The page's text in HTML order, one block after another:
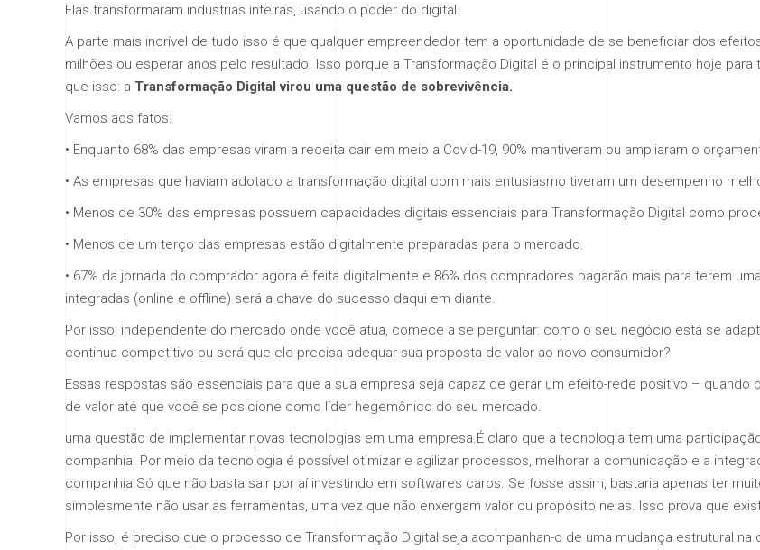
Elas transformaram indústrias inteiras, usando o poder do digital.
A parte mais incrível de tudo isso é que qualquer empreendedor tem a oportunidade de se beneficiar dos
milhões ou esperar anos pelo resultado. Isso porque a Transformação Digital é o principal instrumento hoje
que isso: a Transformação Digital virou uma questão de sobrevivência.
Vamos aos fatos:
• Enquanto 68% das empresas viram a receita cair em meio a Covid-19, 90% mantiveram ou ampliaram o
• As empresas que haviam adotado a transformação digital com mais entusiasmo tiveram um desempenho
• Menos de 30% das empresas possuem capacidades digitais essenciais para Transformação Digital como
• Menos de um terço das empresas estão digitalmente preparadas para o mercado.
• 67% da jornada do comprador agora é feita digitalmente e 86% dos compradores pagarão mais para terem
integradas (online e offline) será a chave do sucesso daqui em diante.
Por isso, independente do mercado onde você atua, comece a se perguntar: como o seu negócio está se
continua competitivo ou será que ele precisa adequar sua proposta de valor ao novo consumidor?
Essas respostas são essenciais para que a sua empresa seja capaz de gerar um efeito-rede positivo –
de valor até que você se posicione como líder hegemônico do seu mercado.
uma questão de implementar novas tecnologias em uma empresa.É claro que a tecnologia tem uma
companhia. Por meio da tecnologia é possível otimizar e agilizar processos, melhorar a comunicação e a
companhia.Só que não basta sair por aí investindo em softwares caros. Se fosse assim, bastaria apenas ter
simplesmente não usar as ferramentas, uma vez que não enxergam valor ou propósito nelas. Isso prova que
Por isso, é preciso que o processo de Transformação Digital seja acompanhan-o de uma mudança estrutural